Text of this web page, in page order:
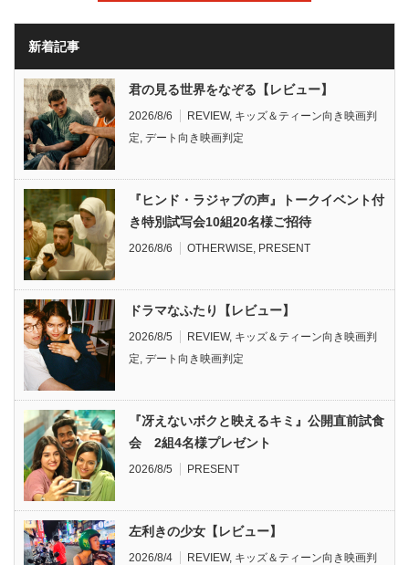
新着記事
君の見る世界をなぞる【レビュー】
2026/8/6 REVIEW, キッズ＆ティーン向き映画判
定, デート向き映画判定
『ヒンド・ラジャブの声』トークイベント付
き特別試写会10組20名様ご招待
2026/8/6 OTHERWISE, PRESENT
ドラマなふたり【レビュー】
2026/8/5 REVIEW, キッズ＆ティーン向き映画判
定, デート向き映画判定
『冴えないボクと映えるキミ』公開直前試食
会 2組4名様プレゼント
2026/8/5 PRESENT
左利きの少女【レビュー】
2026/8/4 REVIEW, キッズ＆ティーン向き映画判